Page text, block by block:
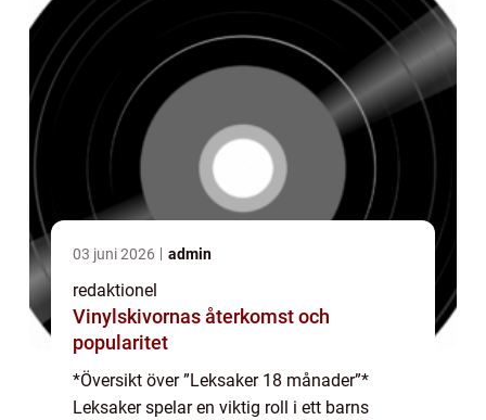
03 juni 2026 admin
redaktionel
Vinylskivornas återkomst och
popularitet
*Översikt över ”Leksaker 18 månader”*
Leksaker spelar en viktig roll i ett barns